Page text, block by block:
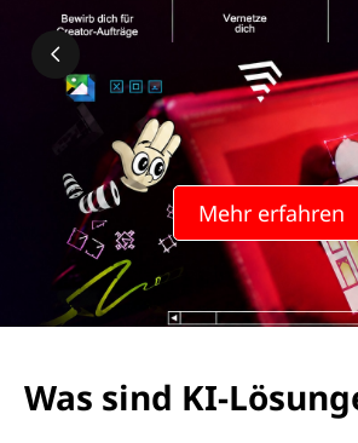
u
n
Mehr erfahren
Was sind KI-